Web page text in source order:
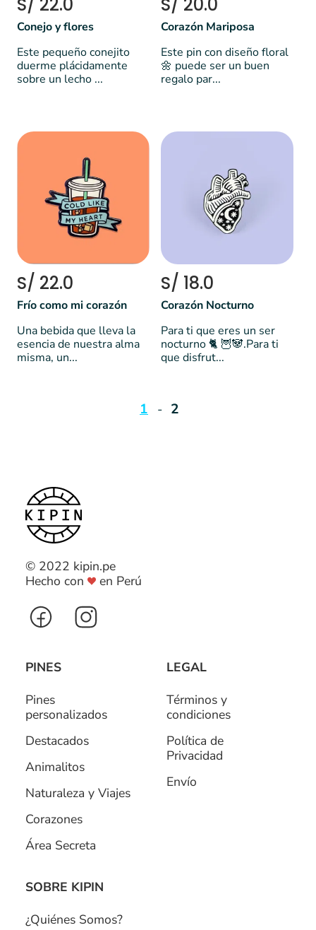
Conejo y flores
Este pequeño conejito
duerme plácidamente
sobre un lecho ...
Corazón Mariposa
Este pin con diseño floral
🌼 puede ser un buen
regalo par...
S/ 22.0
Frío como mi corazón
Una bebida que lleva la
esencia de nuestra alma
misma, un...
S/ 18.0
Corazón Nocturno
Para ti que eres un ser
nocturno 🐈 🦉🐼.Para ti
que disfrut...
1 2
© 2022 kipin.pe
Hecho con
en Perú
PINES
Pines
personalizados
Destacados
Animalitos
Naturaleza y Viajes
Corazones
Área Secreta
LEGAL
Términos y
condiciones
Política de
Privacidad
Envío
SOBRE KIPIN
¿Quiénes Somos?